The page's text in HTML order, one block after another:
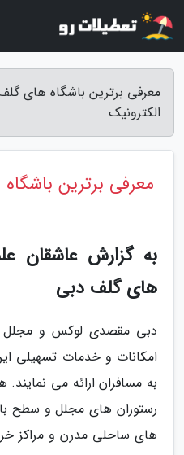
معرفی برترین باشگاه های
الکترونیک
معرفی برترین
به گزارش عاشقان
های گلف دبی
دبی مقصدی لوکس و
امکانات و خدمات تسهیلی
رستوران های مجلل و سطح
های ساحلی مدرن و مراکز